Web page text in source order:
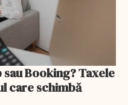
Booking? Taxele
care schimbă